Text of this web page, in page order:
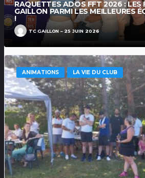
RAQUETTES ADOS FFT 2026 : LES
GAILLON PARMI LES MEILLEURES
!
TC GAILLON 25 JUIN 2026
ANIMATIONS LA VIE DU CLUB